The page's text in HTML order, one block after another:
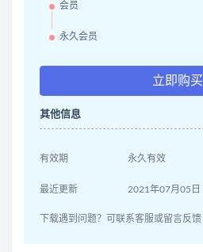
会员
永久会员
立即购买
其他信息
有效期 永久有效
最近更新 2021年07月05日
下载遇到问题？可联系客服或留言反馈